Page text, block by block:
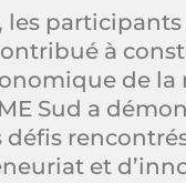
les
à
de la
Sud a
défis
et